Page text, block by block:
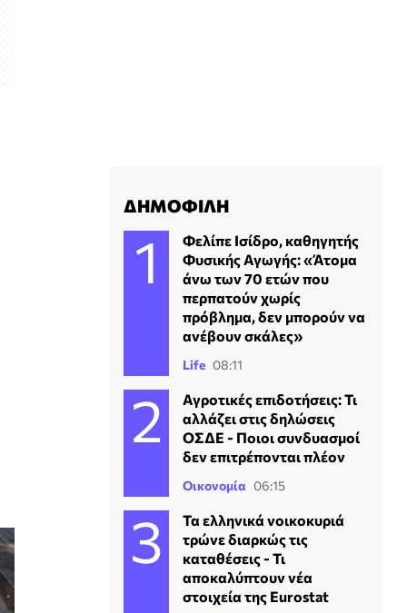
ΔΗΜΟΦΙΛΗ
Φελίπε Ισίδρο, καθηγητής
Φυσικής Αγωγής: «Άτομα
άνω των 70 ετών που
περπατούν χωρίς
πρόβλημα, δεν μπορούν να
ανέβουν σκάλες»
Life 08:11
Αγροτικές επιδοτήσεις: Τι
αλλάζει στις δηλώσεις
ΟΣΔΕ - Ποιοι συνδυασμοί
δεν επιτρέπονται πλέον
Οικονομία 06:15
Τα ελληνικά νοικοκυριά
τρώνε διαρκώς τις
καταθέσεις - Τι
αποκαλύπτουν νέα
στοιχεία της Eurostat